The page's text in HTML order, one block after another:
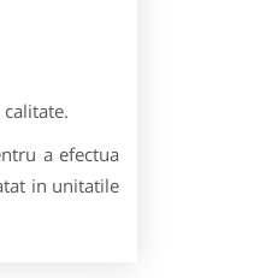
a efectua
in unitatile